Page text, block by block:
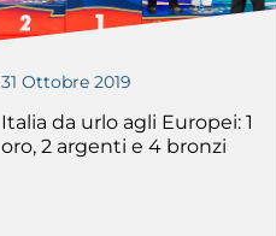
31 Ottobre 2019
Italia da urlo agli Europei: 1
oro, 2 argenti e 4 bronzi